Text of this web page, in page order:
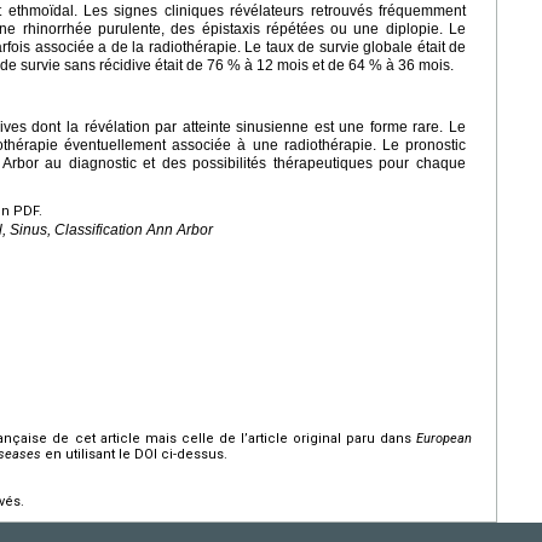
Les signes cliniques révélateurs retrouvés fréquemment
rhinorrhée purulente, des épistaxis répétées ou une diplopie. Le
associée a de la radiothérapie. Le taux de survie globale était de
survie sans récidive était de 76 % à 12 mois et de 64 % à 36 mois.
dont la révélation par atteinte sinusienne est une forme rare. Le
éventuellement associée à une radiothérapie. Le pronostic
au diagnostic et des possibilités thérapeutiques pour chaque
PDF.
Sinus, Classification Ann Arbor
de cet article mais celle de l’article original paru dansEuropean
en utilisant le DOI ci-dessus.